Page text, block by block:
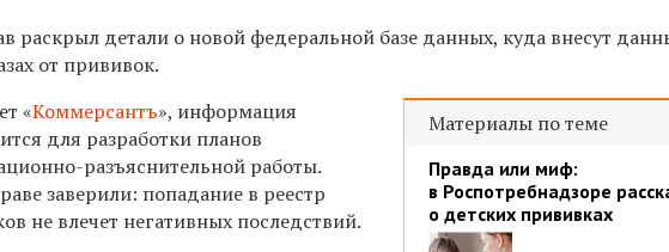
раскрыл детали о новой федеральной базе данных, куда внесут
от прививок.
Материалы по теме
Правда или миф:
в Роспотребнадзоре
о детских прививках
«Коммерсантъ», информация
для разработки планов
разъяснительной работы.
заверили: попадание в реестр
не влечет негативных последствий.